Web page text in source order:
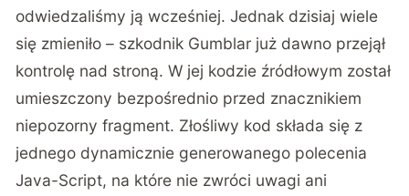
odwiedzaliśmy ją wcześniej. Jednak dzisiaj wiele
się zmieniło – szkodnik Gumblar już dawno przejął
kontrolę nad stroną. W jej kodzie źródłowym został
umieszczony bezpośrednio przed znacznikiem
niepozorny fragment. Złośliwy kod składa się z
jednego dynamicznie generowanego polecenia
Java-Script, na które nie zwróci uwagi ani